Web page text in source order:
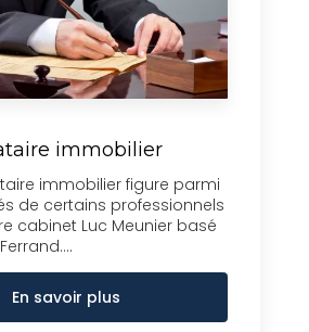
immobilier
immobilier figure parmi
de certains professionnels
cabinet Luc Meunier basé
En savoir plus